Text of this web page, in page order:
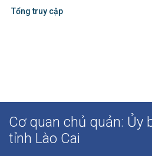
Tổng truy cập
Cơ quan chủ quản: Ủy
tỉnh Lào Cai